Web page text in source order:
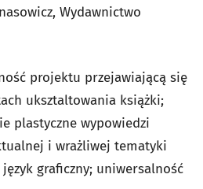
Wydawnictwo
projektu przejawiającą się
uksztaltowania książki;
plastyczne wypowiedzi
i wrażliwej tematyki
graficzny; uniwersalność